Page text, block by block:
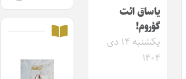
یاساق ائت
گؤروم!
یکشنبه ۱۴ دی
۱۴۰۴